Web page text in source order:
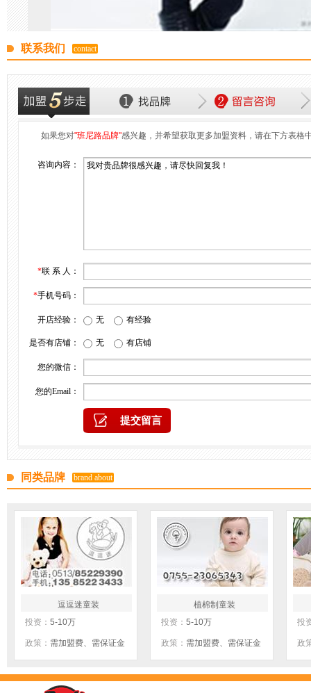
联系我们 contact
如果您对"班尼路品牌"感兴趣，并希望获取更多加盟资料，请在下方表格
咨询内容：
*联 系 人：
*手机号码：
开店经验： 无 有经验
是否有店铺： 无 有店铺
您的微信：
您的Email：
同类品牌 brand about
逗逗迷童装
投资： 5-10万
政策： 需加盟费、需保证金
植棉制童装
投资： 5-10万
政策： 需加盟费、需保证金
投
政